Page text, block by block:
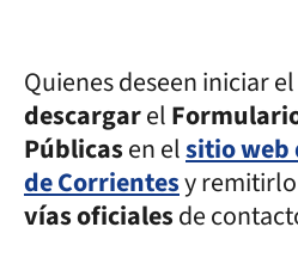
Quienes deseen iniciar
descargarel
Públicasen elsitio web
de Corrientesy
vías oficialesde